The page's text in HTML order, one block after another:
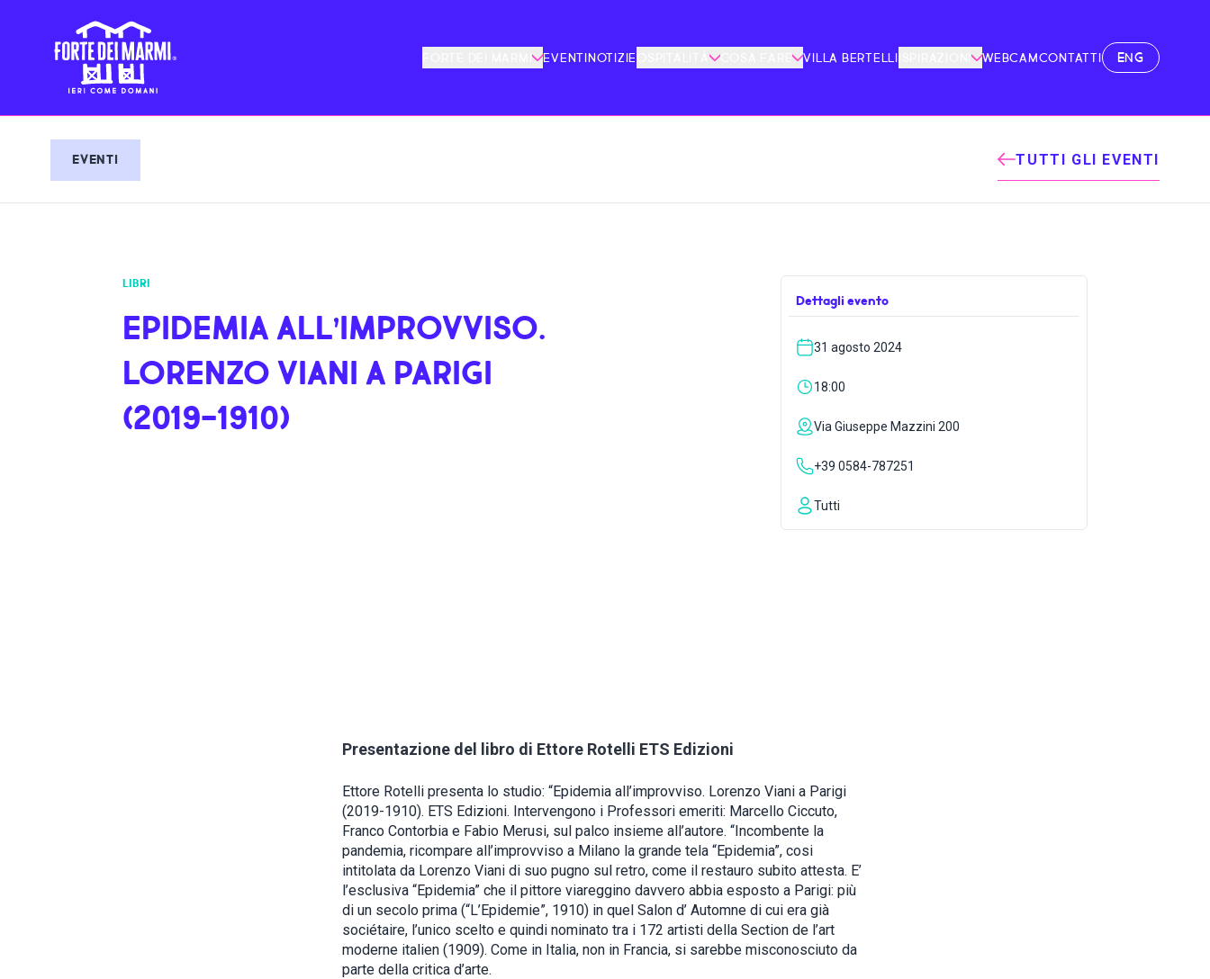
ENG
FORTE DEI MARMI EVENTI NOTIZIE COSA FARE VILLA BERTELLI ISPIRAZIONI WEBCAMCONTATTI
EVENTI TUTTI GLI EVENTI
LIBRI
EPIDEMIA ALL’IMPROVVISO.
LORENZO VIANI A PARIGI
(2019-1910)
Dettagli evento
31 agosto 2024
18:00
Via Giuseppe Mazzini 200
+39 0584-787251
Tutti
Presentazione del libro di Ettore Rotelli ETS Edizioni
Ettore Rotelli presenta lo studio: “Epidemia all’improvviso. Lorenzo Viani a Parigi
(2019-1910). ETS Edizioni. Intervengono i Professori emeriti: Marcello Ciccuto,
Franco Contorbia e Fabio Merusi, sul palco insieme all’autore. “Incombente la
pandemia, ricompare all’improvviso a Milano la grande tela “Epidemia”, cosi
intitolata da Lorenzo Viani di suo pugno sul retro, come il restauro subito attesta. E’
l’esclusiva “Epidemia” che il pittore viareggino davvero abbia esposto a Parigi: più
di un secolo prima (“L’Epidemie”, 1910) in quel Salon d’ Automne di cui era già
sociétaire, l’unico scelto e quindi nominato tra i 172 artisti della Section de l’art
moderne italien (1909). Come in Italia, non in Francia, si sarebbe misconosciuto da
parte della critica d’arte.